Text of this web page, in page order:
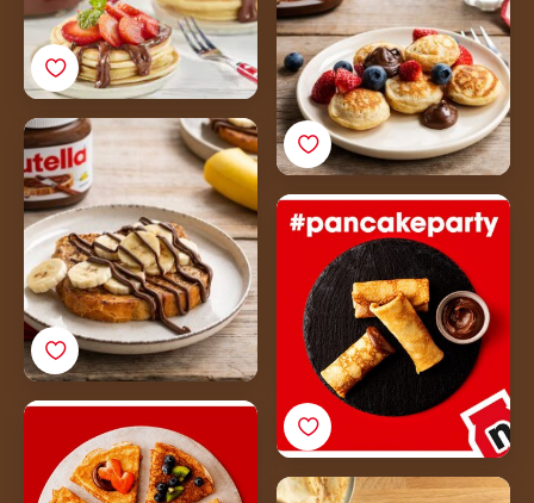
Nutella<sup>®</sup>
Wentelteefjes
Pannenkoekloempia’s
mamma mia!
Vanille pannenkoeken